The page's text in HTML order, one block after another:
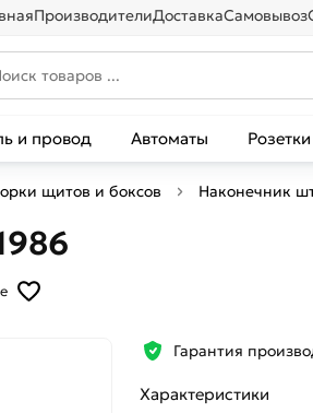
ПроизводителиДоставкаСамовывоз
и провод Автоматы
щитов и боксов Наконечник
Гарантия
Характеристики